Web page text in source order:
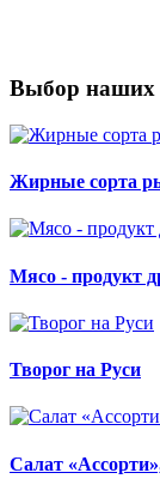
Выбор наших
Жирные сорта
Мясо - продукт
Творог на Руси
Салат